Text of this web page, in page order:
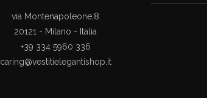
via Montenapoleone,8
20121 - Milano - Italia
+39 334 5960 336
caring@vestitielegantishop.it